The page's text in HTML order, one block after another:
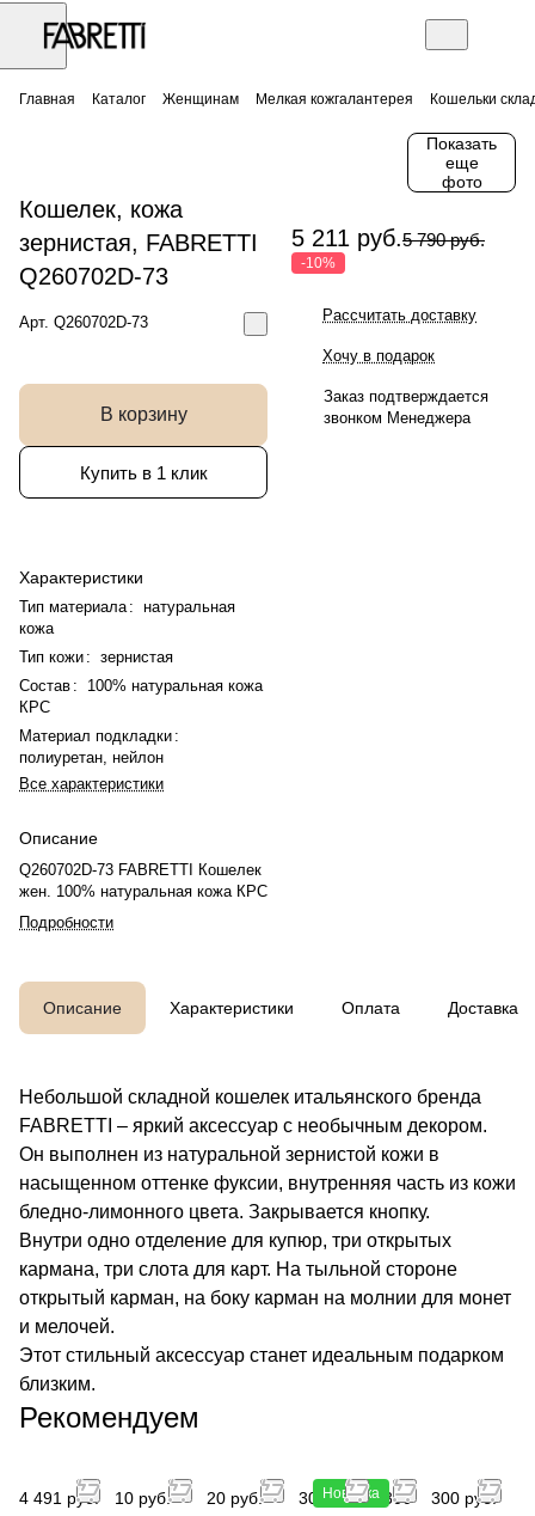
Главная Каталог Женщинам Мелкая кожгалантерея Кошельки
Показать
еще
фото
Кошелек, кожа
зернистая, FABRETTI
Q260702D-73
Арт. Q260702D-73
В корзину
Купить в 1 клик
Характеристики
Тип материала : натуральная
кожа
Тип кожи : зернистая
Состав :
100% натуральная кожа
КРС
Материал подкладки :
полиуретан, нейлон
Все характеристики
Описание
Q260702D-73 FABRETTI Кошелек
жен. 100% натуральная кожа КРС
Подробности
5 211 руб.5 790 руб.
-10%
Рассчитать доставку
Хочу в подарок
Заказ подтверждается
звонком Менеджера
Описание Характеристики Оплата Доставка
Небольшой складной кошелек итальянского бренда
FABRETTI – яркий аксессуар с необычным декором.
Он выполнен из натуральной зернистой кожи в
насыщенном оттенке фуксии, внутренняя часть из кожи
бледно-лимонного цвета. Закрывается кнопку.
Внутри одно отделение для купюр, три открытых
кармана, три слота для карт. На тыльной стороне
открытый карман, на боку карман на молнии для монет
и мелочей.
Этот стильный аксессуар станет идеальным подарком
близким.
Рекомендуем
4 491 руб.
10 руб.
20 руб.
Новинка
300 руб.
300
300 руб.